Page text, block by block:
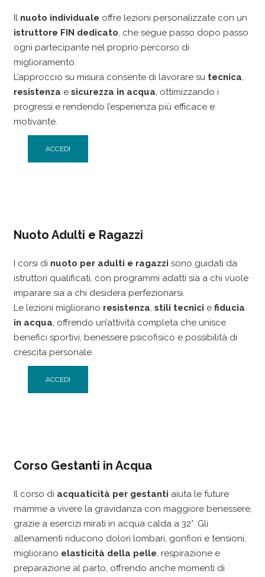
Il nuoto individuale offre lezioni personalizzate con un
istruttore FIN dedicato, che segue passo dopo passo
ogni partecipante nel proprio percorso di
miglioramento.
L’approccio su misura consente di lavorare su tecnica,
resistenza e sicurezza in acqua, ottimizzando i
progressi e rendendo l’esperienza più efficace e
motivante.
ACCEDI
Nuoto Adulti e Ragazzi
I corsi di nuoto per adulti e ragazzi sono guidati da
istruttori qualificati, con programmi adatti sia a chi vuole
imparare sia a chi desidera perfezionarsi.
Le lezioni migliorano resistenza, stili tecnici e fiducia
in acqua, offrendo un’attività completa che unisce
benefici sportivi, benessere psicofisico e possibilità di
crescita personale.
ACCEDI
Corso Gestanti in Acqua
Il corso di acquaticità per gestanti aiuta le future
mamme a vivere la gravidanza con maggiore benessere,
grazie a esercizi mirati in acqua calda a 32°. Gli
allenamenti riducono dolori lombari, gonfiori e tensioni,
migliorano elasticità della pelle, respirazione e
preparazione al parto, offrendo anche momenti di